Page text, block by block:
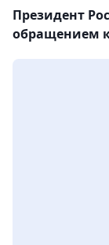
Президент
обращением